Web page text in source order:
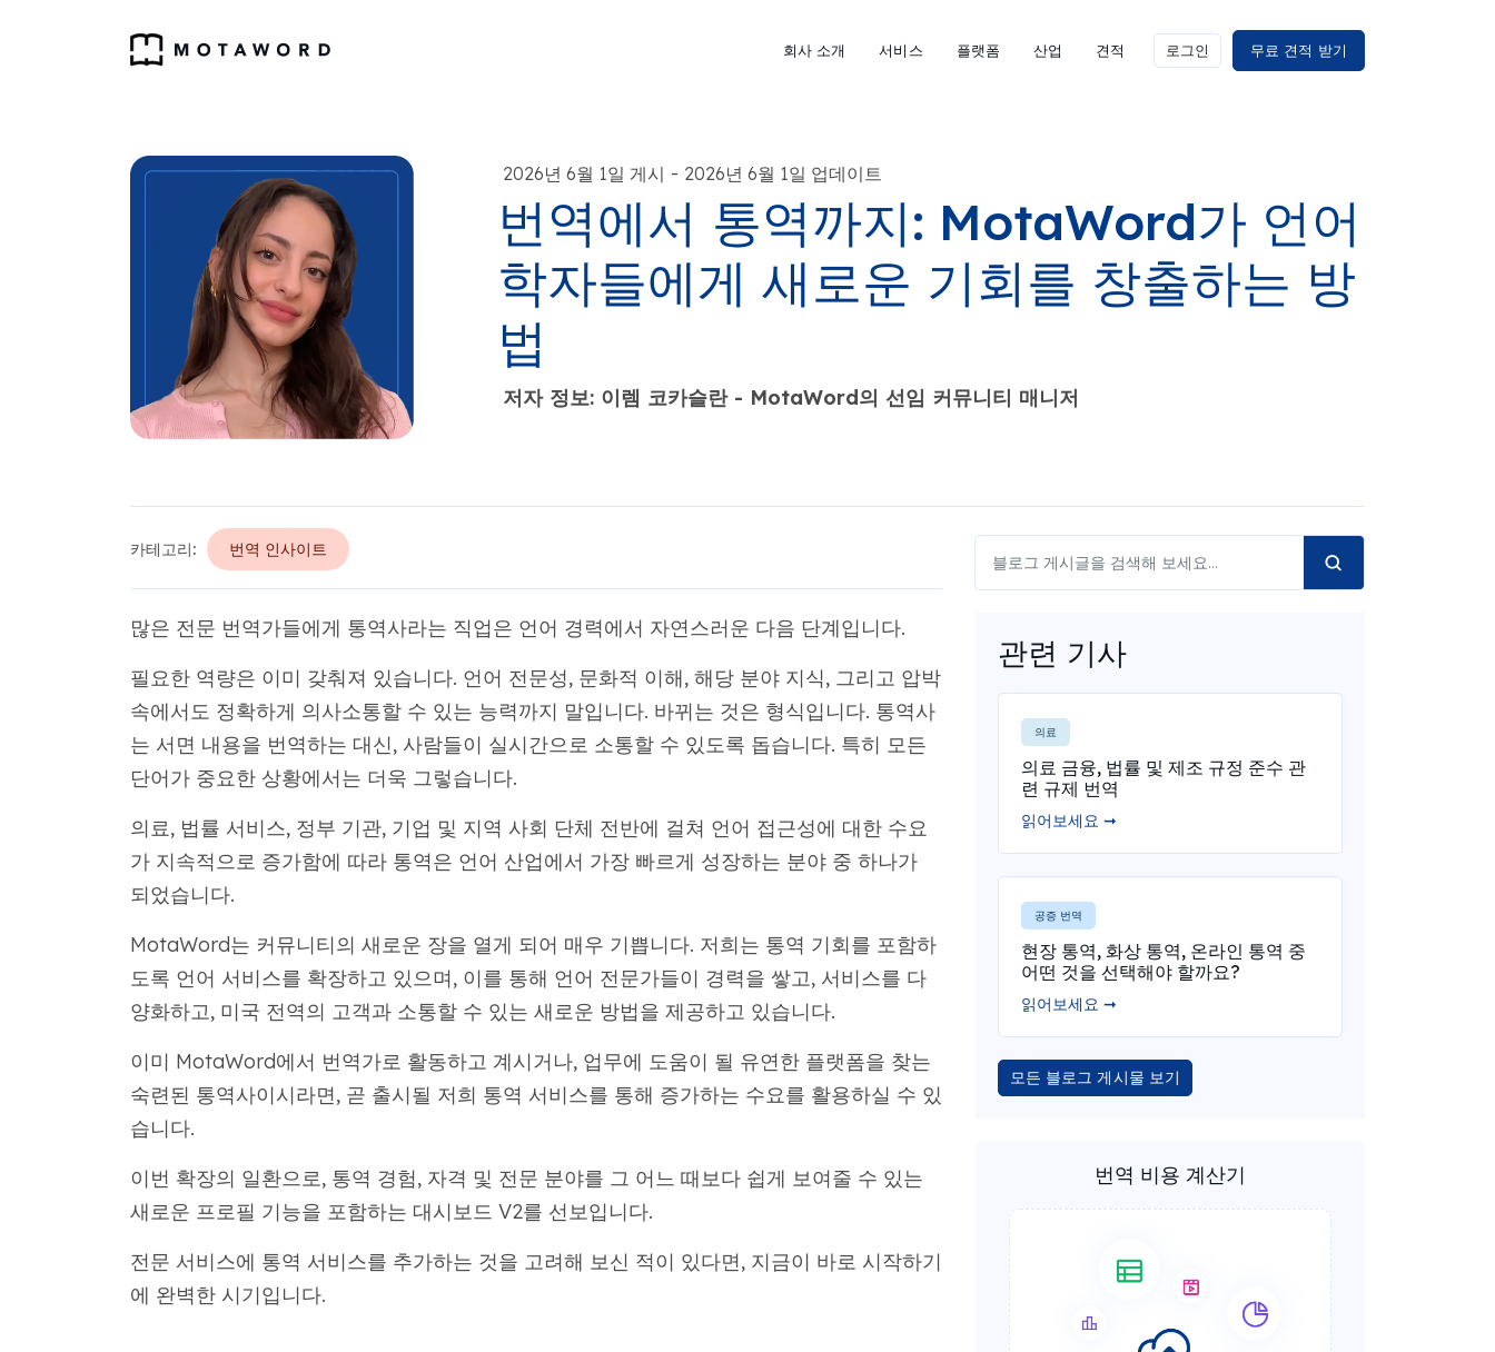
회사 소개 서비스 플랫폼 산업 견적 로그인 무료 견적 받기
2026년 6월 1일 게시 - 2026년 6월 1일 업데이트
번역에서 통역까지: MotaWord가 언어
학자들에게 새로운 기회를 창출하는 방
법
저자 정보: 이렘 코카슬란 - MotaWord의 선임 커뮤니티 매니저
카테고리: 번역 인사이트
많은 전문 번역가들에게 통역사라는 직업은 언어 경력에서 자연스러운 다음 단계입니다.
필요한 역량은 이미 갖춰져 있습니다. 언어 전문성, 문화적 이해, 해당 분야 지식, 그리고 압박
속에서도 정확하게 의사소통할 수 있는 능력까지 말입니다. 바뀌는 것은 형식입니다. 통역사
는 서면 내용을 번역하는 대신, 사람들이 실시간으로 소통할 수 있도록 돕습니다. 특히 모든
단어가 중요한 상황에서는 더욱 그렇습니다.
의료, 법률 서비스, 정부 기관, 기업 및 지역 사회 단체 전반에 걸쳐 언어 접근성에 대한 수요
가 지속적으로 증가함에 따라 통역은 언어 산업에서 가장 빠르게 성장하는 분야 중 하나가
되었습니다.
MotaWord는 커뮤니티의 새로운 장을 열게 되어 매우 기쁩니다. 저희는 통역 기회를 포함하
도록 언어 서비스를 확장하고 있으며, 이를 통해 언어 전문가들이 경력을 쌓고, 서비스를 다
양화하고, 미국 전역의 고객과 소통할 수 있는 새로운 방법을 제공하고 있습니다.
이미 MotaWord에서 번역가로 활동하고 계시거나, 업무에 도움이 될 유연한 플랫폼을 찾는
숙련된 통역사이시라면, 곧 출시될 저희 통역 서비스를 통해 증가하는 수요를 활용하실 수 있
습니다.
이번 확장의 일환으로, 통역 경험, 자격 및 전문 분야를 그 어느 때보다 쉽게 ​​보여줄 수 있는
새로운 프로필 기능을 포함하는 대시보드 V2를 선보입니다.
전문 서비스에 통역 서비스를 추가하는 것을 고려해 보신 적이 있다면, 지금이 바로 시작하기
에 완벽한 시기입니다.
관련 기사
의료
의료 금융, 법률 및 제조 규정 준수 관
련 규제 번역
읽어보세요 ➞
공증 번역
현장 통역, 화상 통역, 온라인 통역 중
어떤 것을 선택해야 할까요?
읽어보세요 ➞
모든 블로그 게시물 보기
번역 비용 계산기